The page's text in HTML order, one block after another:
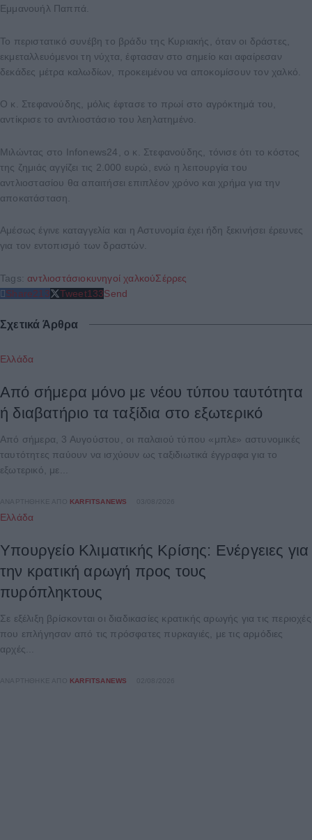
Εμμανουήλ Παππά.
Το περιστατικό συνέβη το βράδυ της Κυριακής, όταν οι δράστες,
εκμεταλλευόμενοι τη νύχτα, έφτασαν στο σημείο και αφαίρεσαν
δεκάδες μέτρα καλωδίων, προκειμένου να αποκομίσουν τον χαλκό.
Ο κ. Στεφανούδης, μόλις έφτασε το πρωί στο αγρόκτημά του,
αντίκρισε το αντλιοστάσιο του λεηλατημένο.
Μιλώντας στο Infonews24, ο κ. Στεφανούδης, τόνισε ότι το κόστος
της ζημιάς αγγίζει τις 2.000 ευρώ, ενώ η λειτουργία του
αντλιοστασίου θα απαιτήσει επιπλέον χρόνο και χρήμα για την
αποκατάσταση.
Αμέσως έγινε καταγγελία και η Αστυνομία έχει ήδη ξεκινήσει έρευνες
για τον εντοπισμό των δραστών.
Tags: αντλιοστάσιοκυνηγοί χαλκούΣέρρες
Share213 Tweet133Send
Σχετικά Άρθρα
Ελλάδα
Από σήμερα μόνο με νέου τύπου ταυτότητα
ή διαβατήριο τα ταξίδια στο εξωτερικό
Από σήμερα, 3 Αυγούστου, οι παλαιού τύπου «μπλε» αστυνομικές
ταυτότητες παύουν να ισχύουν ως ταξιδιωτικά έγγραφα για το
εξωτερικό, με...
ΑΝΑΡΤΉΘΗΚΕ ΑΠΌ KARFITSANEWS
Ελλάδα
Υπουργείο Κλιματικής Κρίσης: Ενέργειες για
την κρατική αρωγή προς τους
πυρόπληκτους
Σε εξέλιξη βρίσκονται οι διαδικασίες κρατικής αρωγής για τις περιοχές
που επλήγησαν από τις πρόσφατες πυρκαγιές, με τις αρμόδιες
αρχές...
KARFITSANEWS